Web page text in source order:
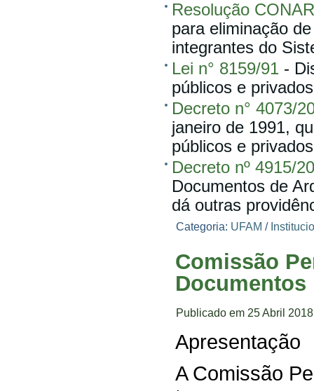
Resolução
para eliminação
integrantes do
Lei n° 8159/91 -
públicos e
Decreto n° 4073/
janeiro de 1991,
públicos e
Decreto nº 4915/
Documentos de
dá outras
Categoria: UFAM /
Comissão
Documentos
Publicado em 25 Abril
Apresentação
A Comissão